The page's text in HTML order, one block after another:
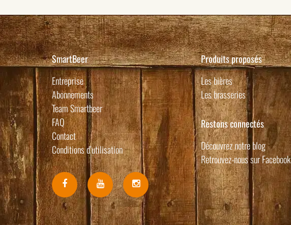
SmartBeer
Entreprise
Abonnements
Team Smartbeer
FAQ
Contact
Conditions d’utilisation
Produits proposés
Les bières
Les brasseries
Restons connectés
Découvrez notre blog
Retrouvez-nous sur Facebook